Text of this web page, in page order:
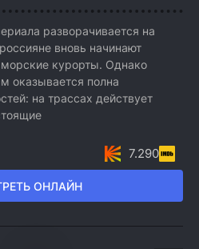
разворачивается на
вновь начинают
морские курорты. Однако
оказывается полна
на трассах действует
ОНЛАЙН
7.290